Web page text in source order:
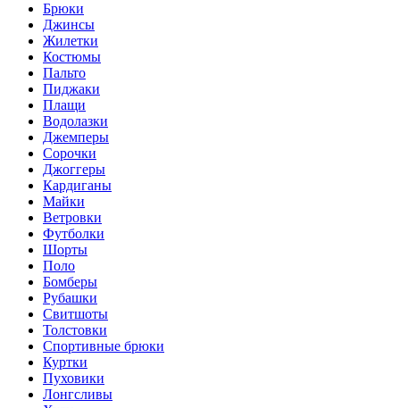
Брюки
Джинсы
Жилетки
Костюмы
Пальто
Пиджаки
Плащи
Водолазки
Джемперы
Сорочки
Джоггеры
Кардиганы
Майки
Ветровки
Футболки
Шорты
Поло
Бомберы
Рубашки
Свитшоты
Толстовки
Спортивные брюки
Куртки
Пуховики
Лонгсливы